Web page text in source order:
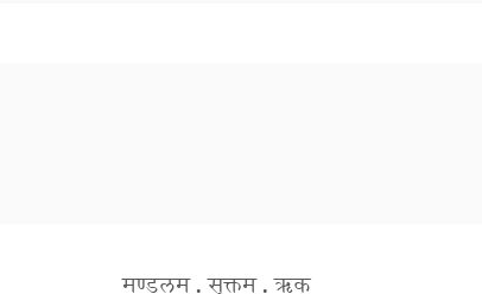
मण्डलम् . सूक्तम् . ऋक्